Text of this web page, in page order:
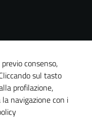
consenso,
sul tasto
profilazione,
navigazione con i
parti
cookie
da
serie di